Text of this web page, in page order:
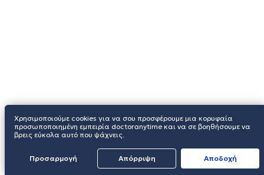
Χρησιμοποιούμε cookies για να σου προσφέρουμε μια κορυφαία
προσωποποιημένη εμπειρία doctoranytime και να σε βοηθήσουμε να
βρεις εύκολα αυτό που ψάχνεις.
Προσαρμογή Απόρριψη Aποδοχή